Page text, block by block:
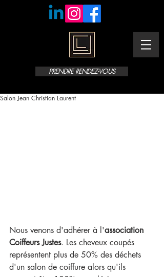
PRENDRE RENDEZ-VOUS
Salon Jean Christian Laurent
Nous venons d'adhérer à l'association
Coiffeurs Justes. Les cheveux coupés
représentent plus de 50% des déchets
d'un salon de coiffure alors qu'ils